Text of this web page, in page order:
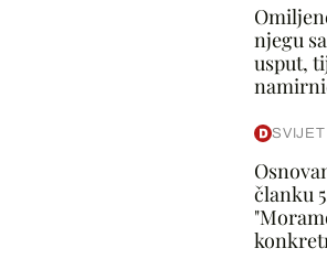
njegu
usput,
SVIJET
članku